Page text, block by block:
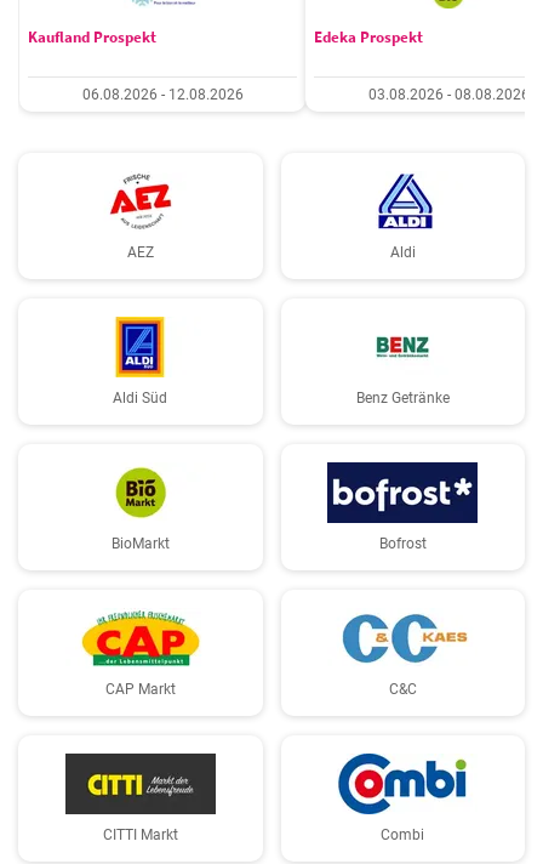
Kaufland Prospekt
06.08.2026 - 12.08.2026
Edeka Prospekt
03.08.2026 - 08.08.2026
AEZ Aldi
Aldi Süd Benz Getränke
BioMarkt Bofrost
CAP Markt C&C
CITTI Markt Combi